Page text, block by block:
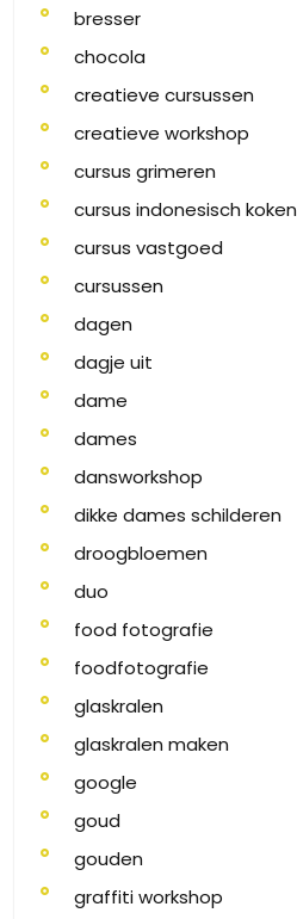
bresser
chocola
creatieve cursussen
creatieve workshop
cursus grimeren
cursus indonesisch koken
cursus vastgoed
cursussen
dagen
dagje uit
dame
dames
dansworkshop
dikke dames schilderen
droogbloemen
duo
food fotografie
foodfotografie
glaskralen
glaskralen maken
google
goud
gouden
graffiti workshop